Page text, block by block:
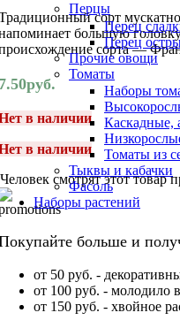
Перцы
Перец
Перец
Прочие овощи
Томаты
Наборы
Каскадные,
Томаты из
Тыквы и кабачки
Фасоль
Наборы растений
сорт
большую
сорта —
руб.
в наличии
в наличии
Человек смотрят этот товар
больше и
от 50 руб. -
от 100 руб. - молодило
от 150 руб. - хвойное